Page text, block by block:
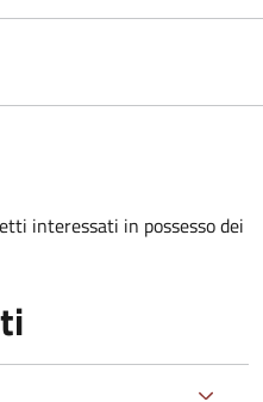
interessati in possesso dei